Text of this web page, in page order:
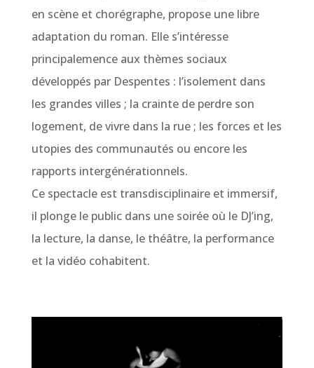
en scène et chorégraphe, propose une libre
adaptation du roman. Elle s’intéresse
principalemence aux thèmes sociaux
développés par Despentes : l’isolement dans
les grandes villes ; la crainte de perdre son
logement, de vivre dans la rue ; les forces et les
utopies des communautés ou encore les
rapports intergénérationnels.
Ce spectacle est transdisciplinaire et immersif,
il plonge le public dans une soirée où le DJ’ing,
la lecture, la danse, le théâtre, la performance
et la vidéo cohabitent.